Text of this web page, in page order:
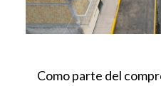
Como parte del